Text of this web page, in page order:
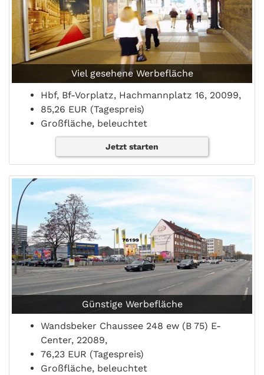
Viel gesehene Werbefläche
Hbf, Bf-Vorplatz, Hachmannplatz 16, 20099,
85,26 EUR (Tagespreis)
Großfläche, beleuchtet
Jetzt starten
Günstige Werbefläche
Wandsbeker Chaussee 248 ew (B 75) E-
Center, 22089,
76,23 EUR (Tagespreis)
Großfläche, beleuchtet